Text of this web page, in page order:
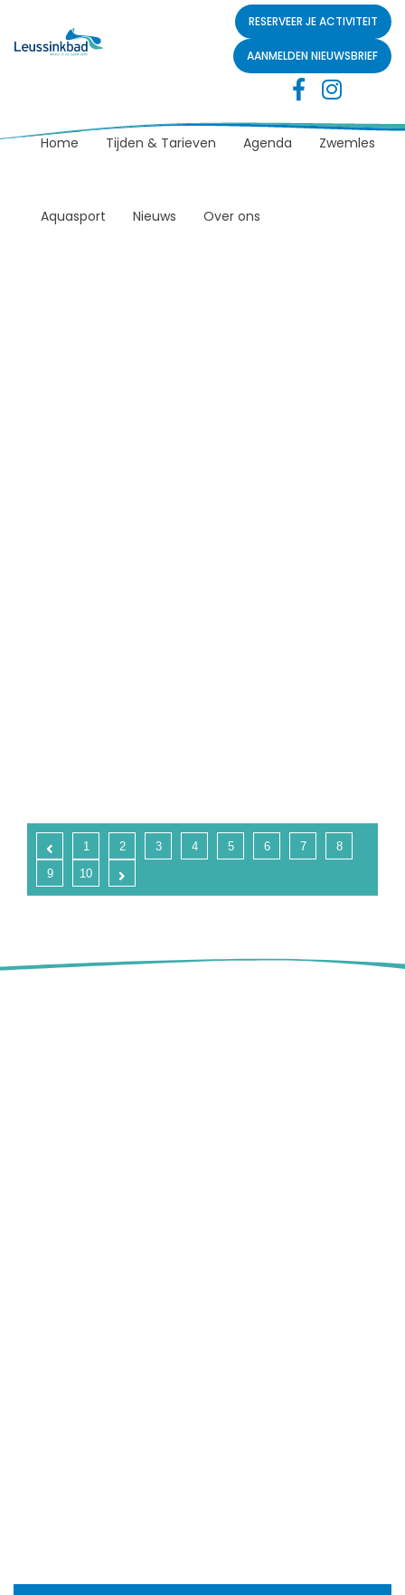
RESERVEER JE ACTIVITEIT
AANMELDEN NIEUWSBRIEF
Home Tijden & Tarieven Agenda Zwemles
Aquasport Nieuws Over ons